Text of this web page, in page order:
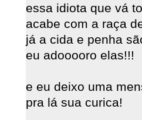
essa idiota que vá
acabe com a raça
já a cida e penha
eu adooooro elas!!!
e eu deixo uma
pra lá sua curica!